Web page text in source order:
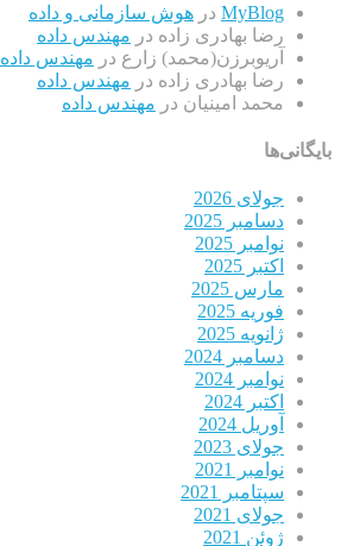
MyBlog در هوش سازمانی و داده
رضا بهادری زاده در مهندس داده
آریوبرزن(محمد) زارع در مهندس داده
رضا بهادری زاده در مهندس داده
محمد امینیان در مهندس داده
بایگانی‌ها
جولای 2026
دسامبر 2025
نوامبر 2025
اکتبر 2025
مارس 2025
فوریه 2025
ژانویه 2025
دسامبر 2024
نوامبر 2024
اکتبر 2024
آوریل 2024
جولای 2023
نوامبر 2021
سپتامبر 2021
جولای 2021
ژوئن 2021